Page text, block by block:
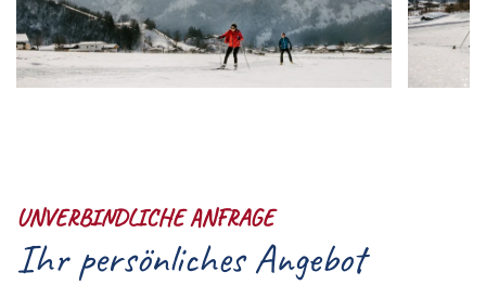
UNVERBINDLICHE ANFRAGE
Ihr persönliches Angebot